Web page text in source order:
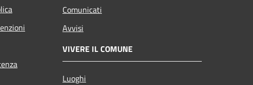
Comunicati
Avvisi
VIVERE IL COMUNE
Luoghi